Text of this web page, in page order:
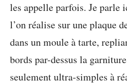
les appelle parfois. Je parle
l’on réalise sur une plaque
dans un moule à tarte,
bords par-dessus la
seulement ultra-simples à